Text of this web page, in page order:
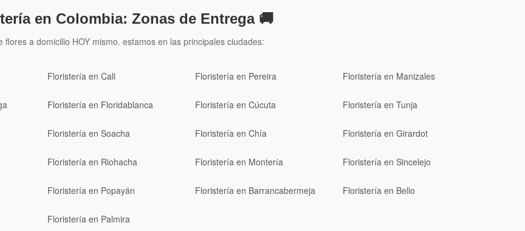
en Colombia: Zonas de Entrega 🚚
flores a domicilio HOY mismo. estamos en las principales ciudades:
Floristería en Cali Floristería en Pereira Floristería en Manizales
Floristería en Floridablanca Floristería en Cúcuta Floristería en Tunja
Floristería en Soacha Floristería en Chía Floristería en Girardot
Floristería en Riohacha Floristería en Montería Floristería en Sincelejo
Floristería en Popayán Floristería en Barrancabermeja Floristería en Bello
Floristería en Palmira